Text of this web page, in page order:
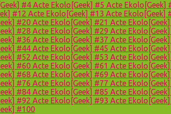
#4 Acte Ekolo[Geek] #5 Acte Ekolo[Geek]
#12 Acte Ekolo[Geek] #13 Acte Ekolo[Geek]
#20 Acte Ekolo[Geek] #21 Acte
#28 Acte Ekolo[Geek] #29 Acte
#36 Acte Ekolo[Geek] #37 Acte
#44 Acte Ekolo[Geek] #45 Acte
#52 Acte Ekolo[Geek] #53 Acte
#60 Acte Ekolo[Geek] #61 Acte
#68 Acte Ekolo[Geek] #69 Acte
#76 Acte Ekolo[Geek] #77 Acte
#84 Acte Ekolo[Geek] #85 Acte
#92 Acte Ekolo[Geek] #93 Acte
#100